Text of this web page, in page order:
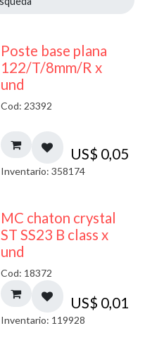
Poste base plana
122/T/8mm/R x
und
Cod: 23392
US$ 0,05
Inventario: 358174
MC chaton crystal
ST SS23 B class x
und
Cod: 18372
US$ 0,01
Inventario: 119928